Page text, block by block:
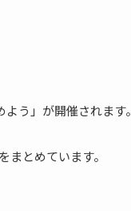
う」が開催されます。
とめています。